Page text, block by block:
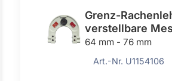
Grenz-
verstellbare
64 mm - 76 mm
Art.-Nr. U1154106